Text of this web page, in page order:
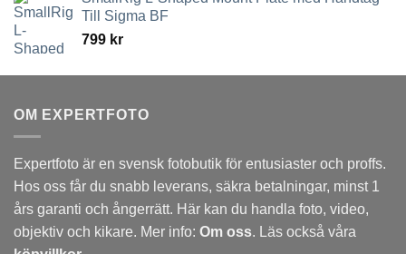
Till Sigma BF
799 kr
OM EXPERTFOTO
Expertfoto är en svensk fotobutik för entusiaster och proffs.
Hos oss får du snabb leverans, säkra betalningar, minst 1
års garanti och ångerrätt. Här kan du handla foto, video,
objektiv och kikare. Mer info: Om oss. Läs också våra